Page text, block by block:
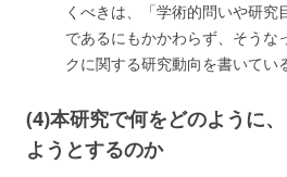
くべきは、「学術的問いや研究
であるにもかかわらず、そうな
クに関する研究動向を書いてい
(4)本研究で何をどのように
ようとするのか